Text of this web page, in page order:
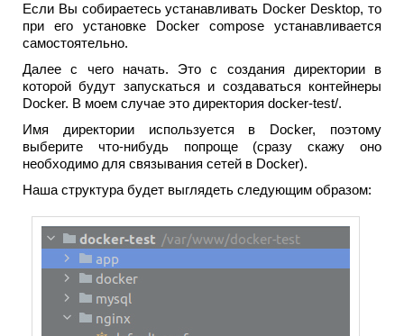
Если Вы собираетесь устанавливать Docker Desktop, то
при его установке Docker compose устанавливается
самостоятельно.
Далее с чего начать. Это с создания директории в
которой будут запускаться и создаваться контейнеры
Docker. В моем случае это директория docker-test/.
Имя директории используется в Docker, поэтому
выберите что-нибудь попроще (сразу скажу оно
необходимо для связывания сетей в Docker).
Наша структура будет выглядеть следующим образом: